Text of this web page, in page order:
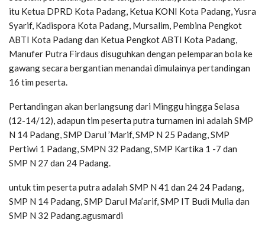
itu Ketua DPRD Kota Padang, Ketua KONI Kota Padang, Yusra
Syarif, Kadispora Kota Padang, Mursalim, Pembina Pengkot
ABTI Kota Padang dan Ketua Pengkot ABTI Kota Padang,
Manufer Putra Firdaus disuguhkan dengan pelemparan bola ke
gawang secara bergantian menandai dimulainya pertandingan
16 tim peserta.
Pertandingan akan berlangsung dari Minggu hingga Selasa
(12-14/12), adapun tim peserta putra turnamen ini adalah SMP
N 14 Padang, SMP Darul ’Marif, SMP N 25 Padang, SMP
Pertiwi 1 Padang, SMPN 32 Padang, SMP Kartika 1 -7 dan
SMP N 27 dan 24 Padang.
untuk tim peserta putra adalah SMP N 41 dan 24 24 Padang,
SMP N 14 Padang, SMP Darul Ma’arif, SMP IT Budi Mulia dan
SMP N 32 Padang.agusmardi